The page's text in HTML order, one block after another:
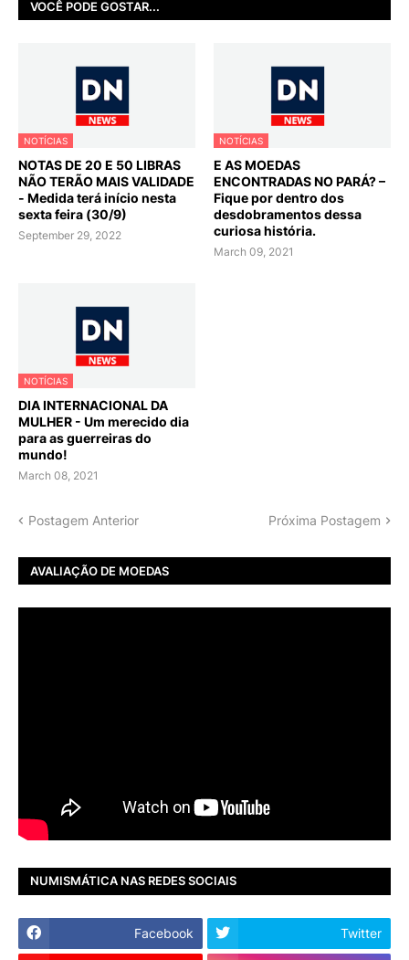
VOCÊ PODE GOSTAR...
NOTÍCIAS
NOTAS DE 20 E 50 LIBRAS
NÃO TERÃO MAIS VALIDADE
- Medida terá início nesta
sexta feira (30/9)
September 29, 2022
NOTÍCIAS
E AS MOEDAS
ENCONTRADAS NO PARÁ? –
Fique por dentro dos
desdobramentos dessa
curiosa história.
March 09, 2021
NOTÍCIAS
DIA INTERNACIONAL DA
MULHER - Um merecido dia
para as guerreiras do
mundo!
March 08, 2021
Postagem Anterior Próxima Postagem
AVALIAÇÃO DE MOEDAS
NUMISMÁTICA NAS REDES SOCIAIS
Facebook Twitter